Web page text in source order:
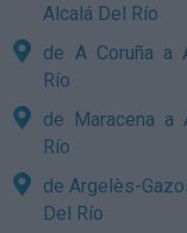
Alcalá Del Río
de A Coruña a
Río
de Maracena a
Río
de Argelès-
Del Río